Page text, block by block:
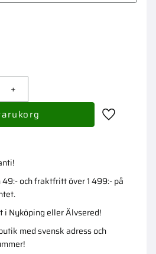
+
Lägg till i
och fraktfritt över 1 499:- på
Nyköping eller Älvsered!
med svensk adress och